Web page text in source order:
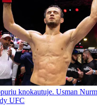
knokautuje. Usman
UFC